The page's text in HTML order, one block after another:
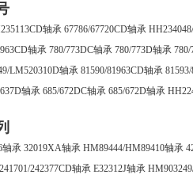
轴承 67786/67720CD轴承
轴承 780/773DC轴承 780/773D轴承
LM520310D轴承 81590/81963CD轴承
轴承 685/672DC轴承 685/672D轴承
轴承 32019XA轴承 HM89444/HM89410轴承
242377CD轴承 E32312J轴承